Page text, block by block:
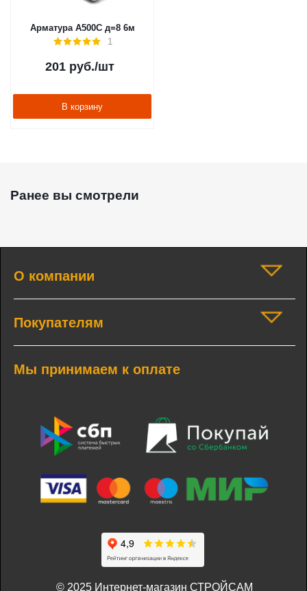
Арматура А500С д=8 6м
1
201 руб./шт
В корзину
Ранее вы смотрели
О компании
Покупателям
Мы принимаем к оплате
© 2025 Интернет-магазин СТРОЙСАМ